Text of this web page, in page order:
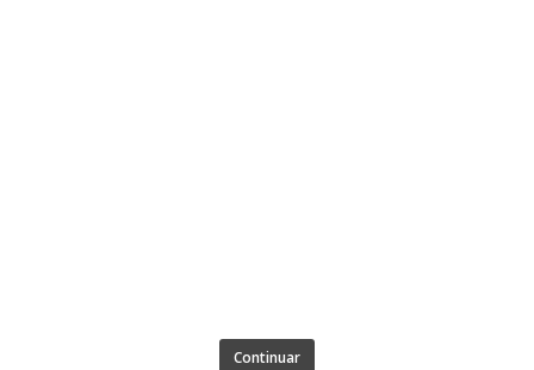
Continuar